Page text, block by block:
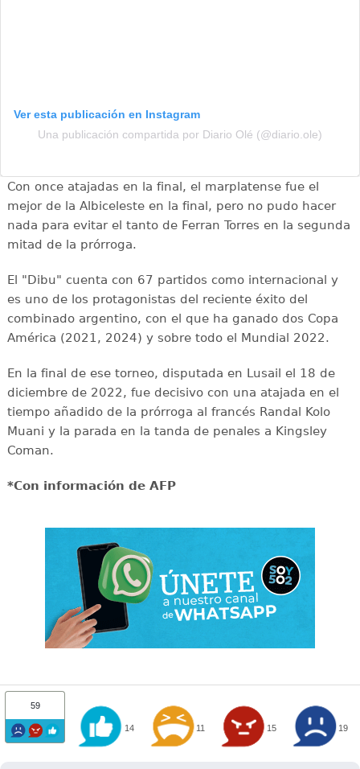
Ver esta publicación en Instagram
Una publicación compartida por Diario Olé (@diario.ole)
Con once atajadas en la final, el marplatense fue el
mejor de la Albiceleste en la final, pero no pudo hacer
nada para evitar el tanto de Ferran Torres en la segunda
mitad de la prórroga.
El "Dibu" cuenta con 67 partidos como internacional y
es uno de los protagonistas del reciente éxito del
combinado argentino, con el que ha ganado dos Copa
América (2021, 2024) y sobre todo el Mundial 2022.
En la final de ese torneo, disputada en Lusail el 18 de
diciembre de 2022, fue decisivo con una atajada en el
tiempo añadido de la prórroga al francés Randal Kolo
Muani y la parada en la tanda de penales a Kingsley
Coman.
*Con información de AFP
59
14 11 15 19